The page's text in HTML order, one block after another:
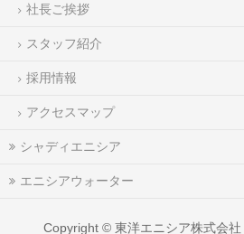
社長ご挨拶
スタッフ紹介
採用情報
アクセスマップ
シャディエニシア
エニシアウォーター
Copyright ©東洋エニシア株式会社